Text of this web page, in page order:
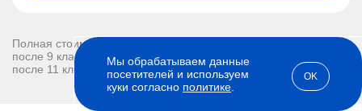
Полная стоимость обучения:
после 9 классов - 185650 рублей
после 11 классов - 138250 рублей
Мы обрабатываем данные
посетителей и используем
куки согласно политике
OK